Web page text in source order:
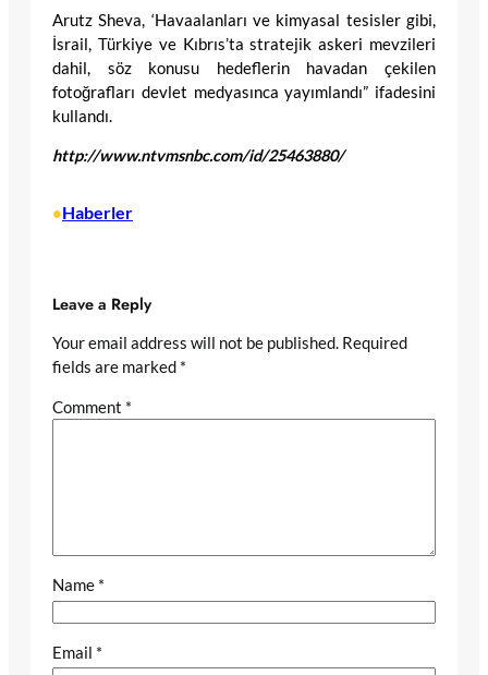
Arutz Sheva, ‘Havaalanları ve kimyasal tesisler gibi,
İsrail, Türkiye ve Kıbrıs’ta stratejik askeri mevzileri
dahil, söz konusu hedeflerin havadan çekilen
fotoğrafları devlet medyasınca yayımlandı” ifadesini
kullandı.
http://www.ntvmsnbc.com/id/25463880/
•Haberler
Leave a Reply
Your email address will not be published. Required
fields are marked *
Comment *
Name *
Email *